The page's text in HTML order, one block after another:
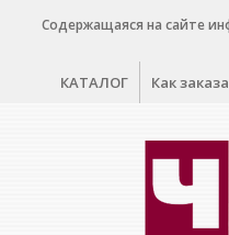
Содержащаяся на сайте
КАТАЛОГ Как